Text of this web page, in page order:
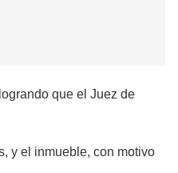
que el Juez de
y el inmueble, con motivo